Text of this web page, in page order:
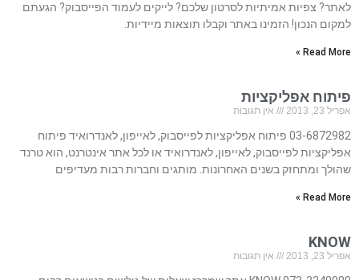
לאתר? צפיות אמיתיות לסרטון שלכם? לייקים לעמוד הפייסבוק? הגעתם
למקום הנכון! הזמינו באתר וקבלו תוצאות מיידיות.
Read More »
פיתוח אפליקציות
אפריל 23, 2013 אין תגובות
03-6872982 פיתוח אפליקציות לפייסבוק, לאייפון, לאנדרואיד פיתוח
אפליקציות לפייסבוק, לאייפון, לאנדרואיד או לכל אתר אינטרנט, הוא טרנד
שהולך ומתחזק בשנים האחרונות. מותגים וחברות רבות מעדיפים
Read More »
KNOW
אפריל 23, 2013 אין תגובות